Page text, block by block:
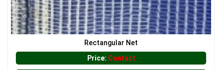
LƯỚI CHE NẮNG
LƯỚI HÀNG RÀO HÌNH VUÔNG
Rectangular Net
Price: Contact